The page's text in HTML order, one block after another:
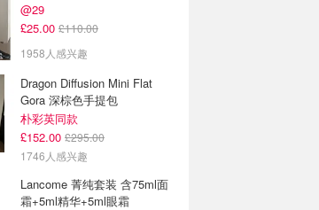
@29
£25.00 £110.00
1958人感兴趣
Dragon Diffusion Mini Flat
Gora 深棕色手提包
朴彩英同款
£152.00 £295.00
1746人感兴趣
Lancome 菁纯套装 含75ml面
霜+5ml精华+5ml眼霜